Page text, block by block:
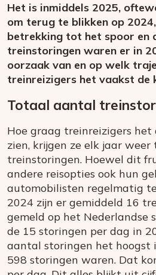
Het is inmiddels 2025,
om terug te blikken op
betrekking tot het spoor en
treinstoringen waren er in
oorzaak van en op welk
treinreizigers het vaakst de
Totaal aantal
Hoe graag treinreizigers het
zien, krijgen ze elk jaar
treinstoringen. Hoewel dit
andere reisopties ook hun
automobilisten regelmatig
2024 zijn er gemiddeld 16
gemeld op het Nederlandse
de 15 storingen per dag in
aantal storingen het hoogst
598 storingen waren. Dat